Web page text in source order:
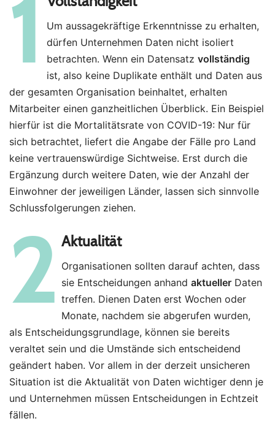
1
Um aussagekräftige Erkenntnisse zu erhalten,
dürfen Unternehmen Daten nicht isoliert
betrachten. Wenn ein Datensatz vollständig
ist, also keine Duplikate enthält und Daten aus
der gesamten Organisation beinhaltet, erhalten
Mitarbeiter einen ganzheitlichen Überblick. Ein Beispiel
hierfür ist die Mortalitätsrate von COVID-19: Nur für
sich betrachtet, liefert die Angabe der Fälle pro Land
keine vertrauenswürdige Sichtweise. Erst durch die
Ergänzung durch weitere Daten, wie der Anzahl der
Einwohner der jeweiligen Länder, lassen sich sinnvolle
Schlussfolgerungen ziehen.
2 Aktualität
Organisationen sollten darauf achten, dass
sie Entscheidungen anhand aktueller Daten
treffen. Dienen Daten erst Wochen oder
Monate, nachdem sie abgerufen wurden,
als Entscheidungsgrundlage, können sie bereits
veraltet sein und die Umstände sich entscheidend
geändert haben. Vor allem in der derzeit unsicheren
Situation ist die Aktualität von Daten wichtiger denn je
und Unternehmen müssen Entscheidungen in Echtzeit
fällen.